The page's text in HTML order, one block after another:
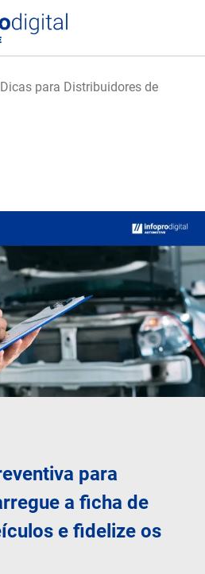
Dicas para Distribuidores de
para
a ficha de
e fidelize os